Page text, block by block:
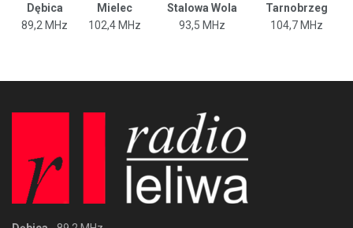
Dębica Mielec Stalowa Wola
Tarnobrzeg
89,2 MHz
102,4 MHz 93,5 MHz 104,7 MHz